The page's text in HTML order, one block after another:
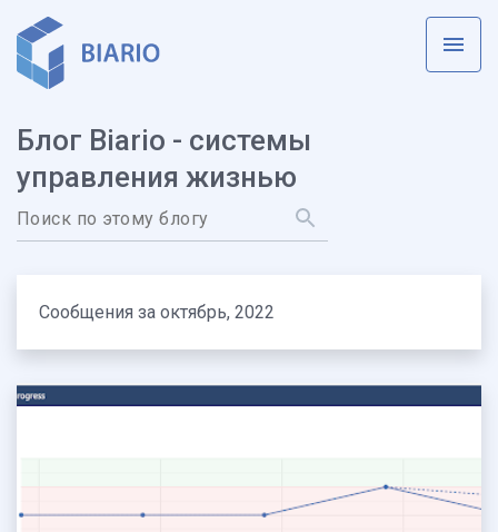
Блог Biario - системы
управления жизнью
Сообщения за октябрь, 2022